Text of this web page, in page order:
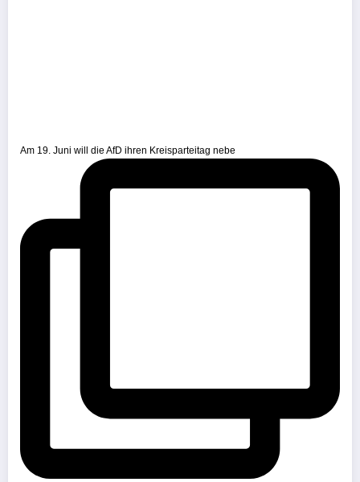
Am 19. Juni will die AfD ihren Kreisparteitag nebe